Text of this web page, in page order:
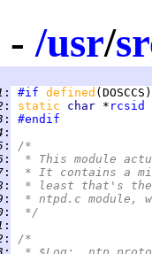
-/usr/
: #if defined
: static char * rcsid
:
#endif
:
:
/*
:
* This module
:
* It contains a
:
* least that's the
:
* ntpd.c module,
:
*/
:
:
/*